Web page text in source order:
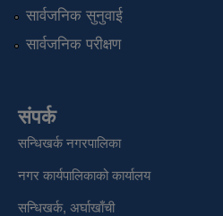
सार्वजनिक सुनुवाई
सार्वजनिक परीक्षण
संपर्क
सन्धिखर्क नगरपालिका
नगर कार्यपालिकाको कार्यालय
सन्धिखर्क, अर्घाखाँची